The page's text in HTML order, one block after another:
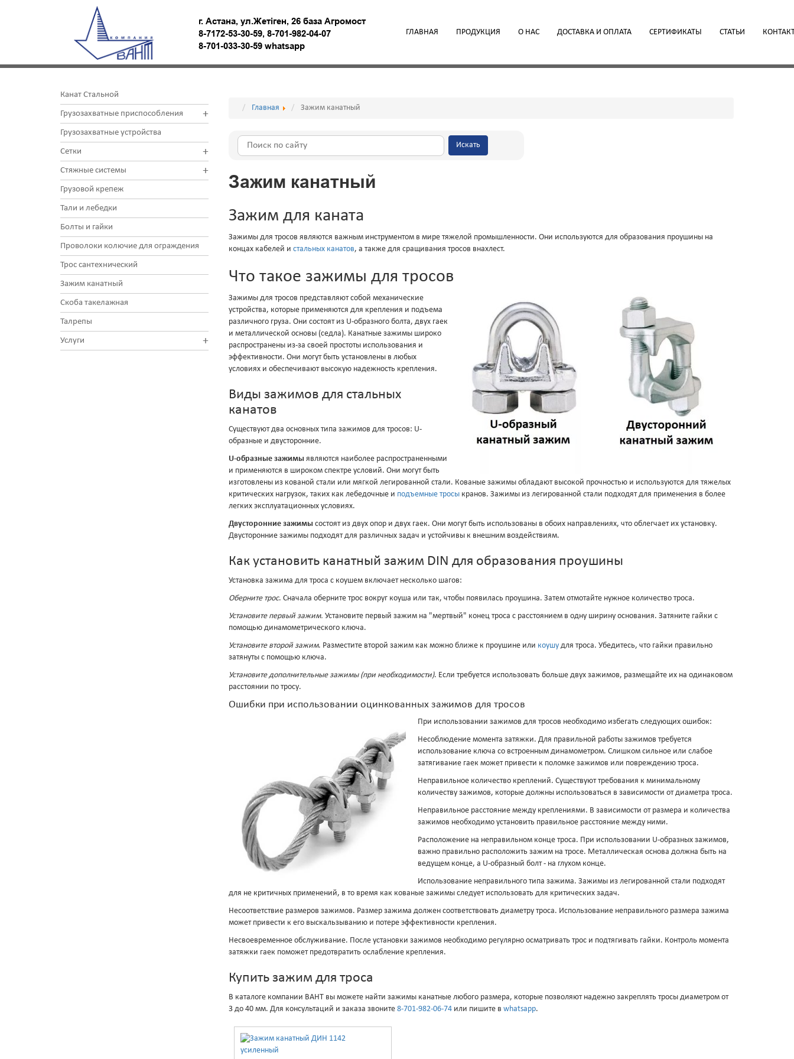
г. Астана, ул.Жетiген, 26 база Агромост
8-7172-53-30-59, 8-701-982-04-07
8-701-033-30-59 whatsapp
ГЛАВНАЯ ПРОДУКЦИЯ О НАС ДОСТАВКА И ОПЛАТА СЕРТИФИКАТЫ СТАТЬИ
Канат Стальной
Грузозахватные приспособления +
Грузозахватные устройства
Сетки +
Стяжные системы +
Грузовой крепеж
Тали и лебедки
Болты и гайки
Проволоки колючие для ограждения
Трос сантехнический
Зажим канатный
Скоба такелажная
Талрепы
Услуги +
Главная Зажим канатный
Искать
Зажим канатный
Зажим для каната
Зажимы для тросов являются важным инструментом в мире тяжелой промышленности. Они используются для образования проушины на
концах кабелей и стальных канатов, а также для сращивания тросов внахлест.
Что такое зажимы для тросов
Зажимы для тросов представляют собой механические
устройства, которые применяются для крепления и подъема
различного груза. Они состоят из U-образного болта, двух гаек
и металлической основы (седла). Канатные зажимы широко
распространены из-за своей простоты использования и
эффективности. Они могут быть установлены в любых
условиях и обеспечивают высокую надежность крепления.
Виды зажимов для стальных
канатов
Существуют два основных типа зажимов для тросов: U-
образные и двусторонние.
U-образные зажимы являются наиболее распространенными
и применяются в широком спектре условий. Они могут быть
изготовлены из кованой стали или мягкой легированной стали. Кованые зажимы обладают высокой прочностью и используются для тяжелых
критических нагрузок, таких как лебедочные и подъемные тросыкранов. Зажимы из легированной стали подходят для применения в более
легких эксплуатационных условиях.
Двусторонние зажимы состоят из двух опор и двух гаек. Они могут быть использованы в обоих направлениях, что облегчает их установку.
Двусторонние зажимы подходят для различных задач и устойчивы к внешним воздействиям.
Как установить канатный зажим DIN для образования проушины
Установка зажима для троса с коушем включает несколько шагов:
Оберните трос. Сначала оберните трос вокруг коуша или так, чтобы появилась проушина. Затем отмотайте нужное количество троса.
Установите первый зажим. Установите первый зажим на "мертвый" конец троса с расстоянием в одну ширину основания. Затяните гайки с
помощью динамометрического ключа.
Установите второй зажим. Разместите второй зажим как можно ближе к проушине или коушудля троса. Убедитесь, что гайки правильно
затянуты с помощью ключа.
Установите дополнительные зажимы (при необходимости). Если требуется использовать больше двух зажимов, размещайте их на одинаковом
расстоянии по тросу.
Ошибки при использовании оцинкованных зажимов для тросов
При использовании зажимов для тросов необходимо избегать следующих ошибок:
Несоблюдение момента затяжки. Для правильной работы зажимов требуется
использование ключа со встроенным динамометром. Слишком сильное или слабое
затягивание гаек может привести к поломке зажимов или повреждению троса.
Неправильное количество креплений. Существуют требования к минимальному
количеству зажимов, которые должны использоваться в зависимости от диаметра троса.
Неправильное расстояние между креплениями. В зависимости от размера и количества
зажимов необходимо установить правильное расстояние между ними.
Расположение на неправильном конце троса. При использовании U-образных зажимов,
важно правильно расположить зажим на тросе. Металлическая основа должна быть на
ведущем конце, а U-образный болт - на глухом конце.
Использование неправильного типа зажима. Зажимы из легированной стали подходят
для не критичных применений, в то время как кованые зажимы следует использовать для критических задач.
Несоответствие размеров зажимов. Размер зажима должен соответствовать диаметру троса. Использование неправильного размера зажима
может привести к его выскальзыванию и потере эффективности крепления.
Несвоевременное обслуживание. После установки зажимов необходимо регулярно осматривать трос и подтягивать гайки. Контроль момента
затяжки гаек поможет предотвратить ослабление крепления.
Купить зажим для троса
В каталоге компании ВАНТ вы можете найти зажимы канатные любого размера, которые позволяют надежно закреплять тросы диаметром от
3 до 40 мм. Для консультаций и заказа звоните 8-701-982-06-74или пишите в whatsapp.